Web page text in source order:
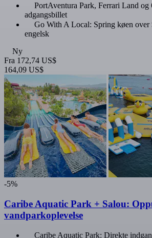
PortAventura Park, Ferrari Land og
adgangsbillet
Go With A Local: Spring køen over
engelsk
Ny
Fra 172,74 US$
164,09 US$
-5%
Caribe Aquatic Park + Salou:
vandparkoplevelse
Caribe Aquatic Park: Direkte